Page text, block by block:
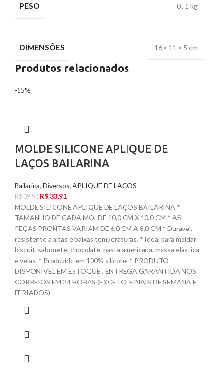
PESO 0, 1 kg
DIMENSÕES 16 × 11 × 5 cm
Produtos relacionados
-15%
MOLDE SILICONE APLIQUE DE
LAÇOS BAILARINA
Bailarina, Diversos, APLIQUE DE LAÇOS
R$39,90 R$33,91
MOLDE SILICONE APLIQUE DE LAÇOS BAILARINA *
TAMANHO DE CADA MOLDE 10,0 CM X 10,0 CM * AS
PEÇAS PRONTAS VARIAM DE 6,0 CM A 8,0 CM * Durável,
resistente a altas e baixas temperaturas. * Ideal para moldar
biscuit, sabonete, chocolate, pasta americana, massa elástica
e velas. * Produzido em 100% silicone * PRODUTO
DISPONÍVEL EM ESTOQUE , ENTREGA GARANTIDA NOS
CORREIOS EM 24 HORAS (EXCETO, FINAIS DE SEMANA E
FERIADOS)